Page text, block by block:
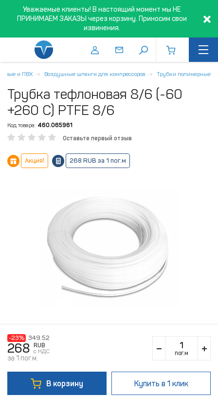
Уважаемые клиенты! В настоящий момент мы НЕ
ПРИНИМАЕМ ЗАКАЗЫ через корзину. Приносим свои
извинения.
и ПВХ Воздушные шланги для компрессоров Трубки полимерные
Трубка тефлоновая 8/6 (-60
+260 С) PTFE 8/6
Код товара: 460.065961
Оставьте первый отзыв
Акция! 268 RUB за 1 пог.м
-23% 349.52
268
RUB
c НДС
за 1 пог.м.
пог.м
В корзину Купить в 1 клик